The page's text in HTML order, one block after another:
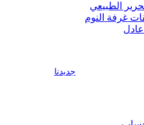
الطبيعي
غرفة النوم
جديدنا